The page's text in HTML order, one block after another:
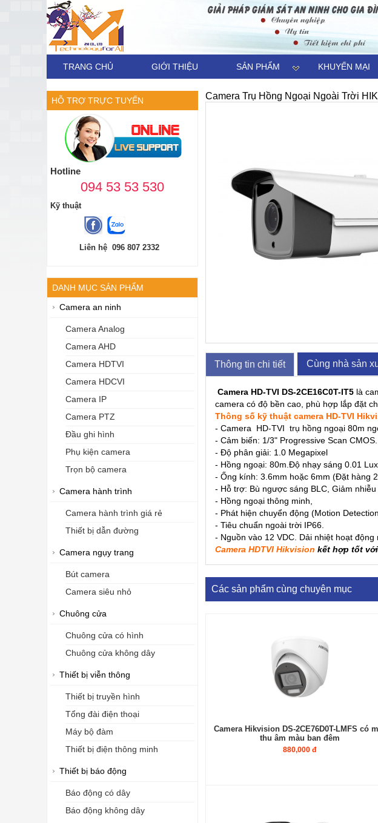
TRANG CHỦ GIỚI THIỆU SẢN PHẨM KHUYẾN MẠI
HỖ TRỢ TRỰC TUYẾN
Hotline
094 53 53 530
Kỹ thuật
Liên hệ 096 807 2332
DANH MỤC SẢN PHẨM
Camera an ninh
Camera Analog
Camera AHD
Camera HDTVI
Camera HDCVI
Camera IP
Camera PTZ
Đầu ghi hình
Phụ kiện camera
Trọn bộ camera
Camera hành trình
Camera hành trình giá rẻ
Thiết bị dẫn đường
Camera ngụy trang
Bút camera
Camera siêu nhỏ
Chuông cửa
Chuông cửa có hình
Chuông cửa không dây
Thiết bị viễn thông
Thiết bị truyền hình
Tổng đài điện thoại
Máy bộ đàm
Thiết bị điện thông minh
Thiết bị báo động
Báo động có dây
Báo động không dây
Camera Trụ Hồng Ngoại Ngoài Trời
Thông tin chi tiết Cùng nhà sản
Camera HD-TVI DS-2CE16C0T-IT5là
camera có độ bền cao, phù hợp lắp đặt
Thông số kỹ thuật camera HD-TVI
- Camera HD-TVI trụ hồng ngoại 80m
- Cảm biến: 1/3" Progressive Scan CMOS.
- Độ phân giải: 1.0 Megapixel
- Hồng ngoại: 80m.Độ nhạy sáng 0.01
- Ống kính: 3.6mm hoặc 6mm (Đặt hàng
- Hỗ trợ: Bù ngược sáng BLC, Giảm nhiễu
- Hồng ngoại thông minh,
- Phát hiện chuyển động (Motion
- Tiêu chuẩn ngoài trời IP66.
- Nguồn vào 12 VDC. Dải nhiệt hoạt
Camera HDTVI Hikvision kết hợp tốt
Các sản phẩm cùng chuyên mục
Camera Hikvision DS-2CE76D0T-LMFS có
thu âm màu ban đêm
880,000 đ